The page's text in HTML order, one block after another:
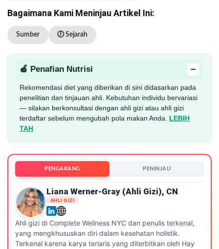
Bagaimana Kami Meninjau Artikel Ini:
Sumber 🕖 Sejarah
🍎 Penafian Nutrisi −
Rekomendasi diet yang diberikan di sini didasarkan pada
penelitian dan tinjauan ahli. Kebutuhan individu bervariasi
— silakan berkonsultasi dengan ahli gizi atau ahli gizi
terdaftar sebelum mengubah pola makan Anda. LEBIH
TAH
PENGARANG PENINJAU
Liana Werner-Gray (ahli Gizi), CN
AHLI GIZI
Ahli gizi di Complete Wellness NYC dan penulis terkenal,
yang mengkhususkan diri dalam kesehatan holistik.
Terkenal karena karya terlaris yang diterbitkan oleh Hay